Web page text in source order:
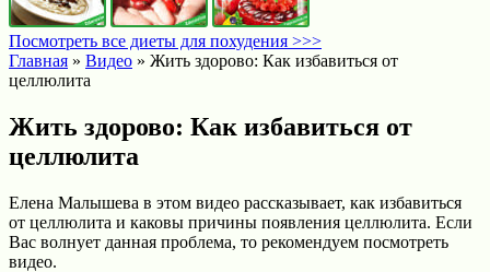
Посмотреть все диеты для похудения >>>
Главная » Видео » Жить здорово: Как избавиться от
целлюлита
Жить здорово: Как избавиться от
целлюлита
Елена Малышева в этом видео рассказывает, как избавиться
от целлюлита и каковы причины появления целлюлита. Если
Вас волнует данная проблема, то рекомендуем посмотреть
видео.